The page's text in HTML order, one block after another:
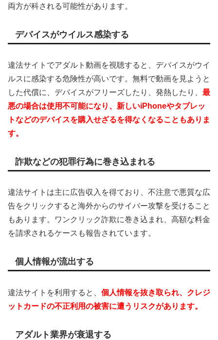
両方が科される可能性があります。
デバイスがウイルス感染する
違法サイトでアダルト動画を視聴すると、デバイスがウイ
ルスに感染する危険性が高いです。無料で動画を見ようと
した代償に、デバイスがフリーズしたり、発熱したり、 最
悪の場合は使用不可能になり、新しいiPhoneやタブレッ
トなどのデバイスを購入せざるを得なくなることもありま
す。
詐欺などの犯罪行為に巻き込まれる
違法サイトは主に広告収入を得ており、不注意で悪質な広
告をクリックすると海外からのサイバー攻撃を受けること
もあります。ワンクリック詐欺に巻き込まれ、高額な料金
を請求されるケースも報告されています。
個人情報が流出する
違法サイトを利用すると、 個人情報を抜き取られ、クレジ
ットカードの不正利用の被害に遭うリスクがあります。
アダルト業界が衰退する